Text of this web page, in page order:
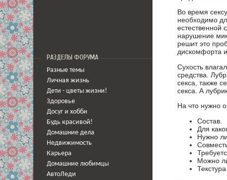
РАЗДЕЛЫ ФОРУМА
Разные темы
Личная жизнь
Дети - цветы жизни!
Здоровье
Досуг и хобби
Будь красивой!
Домашние дела
Недвижимость
Карьера
Домашние любимцы
АвтоЛеди
Во время
необходимо
естественной
нарушение
решит это
дискомфорта
Сухость
средства.
секса, также
секса. А
На что нужно
Состав.
Для
Нужно
Можно
Текстура.